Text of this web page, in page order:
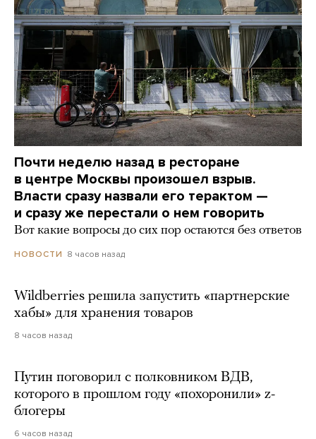
Почти неделю назад в ресторане
в центре Москвы произошел взрыв.
Власти сразу назвали его терактом —
и сразу же перестали о нем говорить
Вот какие вопросы до сих пор остаются без ответов
НОВОСТИ 8 часов назад
Wildberries решила запустить «партнерские
хабы» для хранения товаров
8 часов назад
Путин поговорил с полковником ВДВ,
которого в прошлом году «похоронили» z-
блогеры
6 часов назад